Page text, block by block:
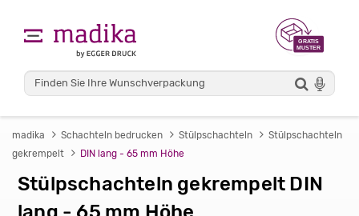
madika Schachteln bedrucken Stülpschachteln
Stülpschachteln
gekrempelt
DIN lang - 65 mm Höhe
Stülpschachteln gekrempelt DIN